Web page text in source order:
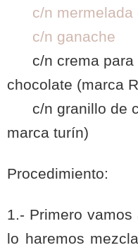
c/n mermelada
c/n ganache
c/n crema para
chocolate (marca
c/n granillo de
marca turín)
Procedimiento:
1.- Primero
lo haremos